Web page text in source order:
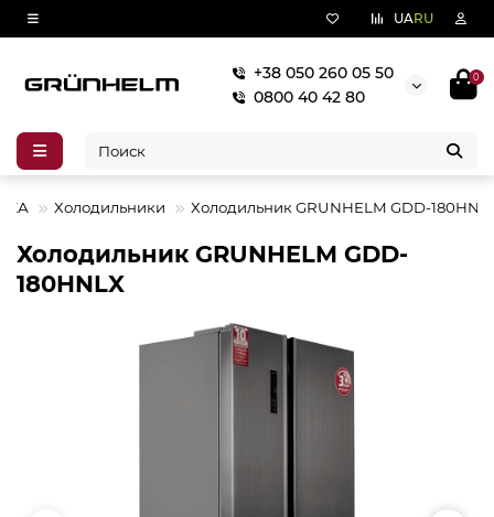
UARU
+38 050 260 05 50
0800 40 42 80
0
Холодильники Холодильник GRUNHELM GDD-
Холодильник GRUNHELM GDD-
180HNLX